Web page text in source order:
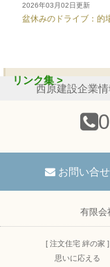
2026年03月02日更新
盆休みのドライブ：的
リンク集 >
西原建設企業情
お問い合せ
有限会
[ 注文住宅 絆の家 ]
思いに応える